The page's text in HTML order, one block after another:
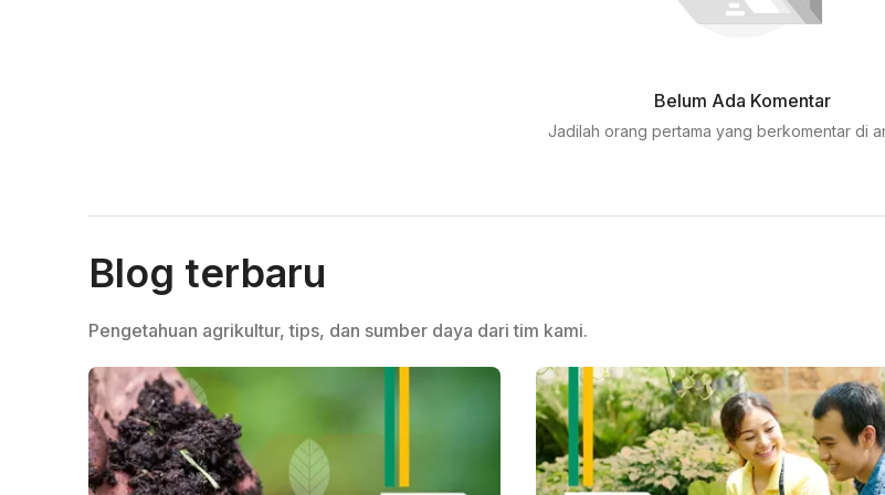
Belum Ada Komentar
Jadilah orang pertama yang berkomentar di
Blog terbaru
Pengetahuan agrikultur, tips, dan sumber daya dari tim kami.